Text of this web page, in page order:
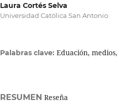
Laura Cortés Selva
Universidad Católica San Antonio
Palabras clave: Eduación,
RESUMEN Reseña